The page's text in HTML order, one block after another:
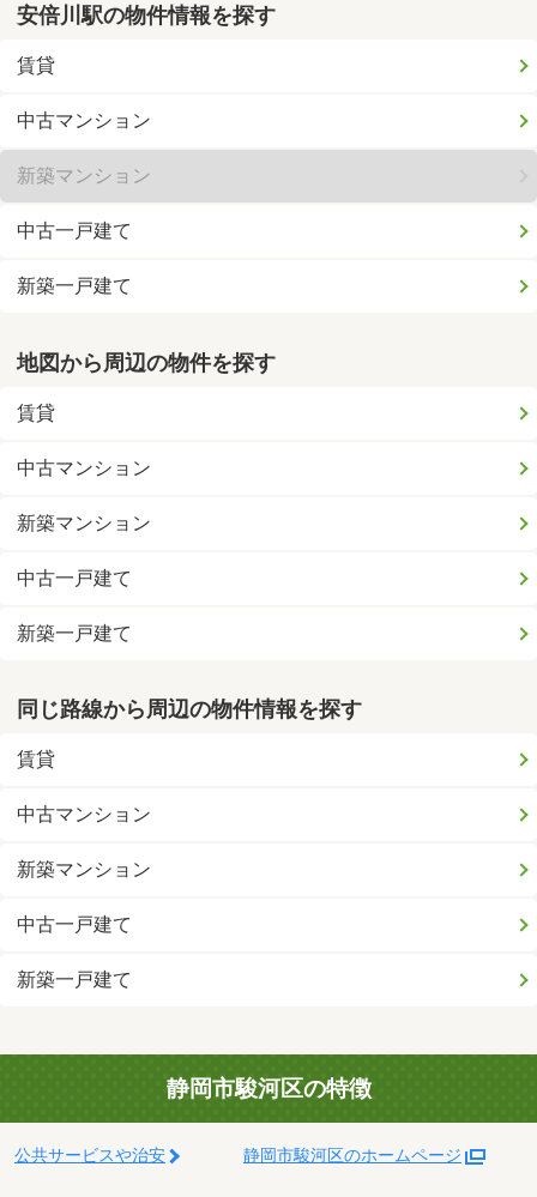
安倍川駅の物件情報を探す
賃貸
中古マンション
新築マンション
中古一戸建て
新築一戸建て
地図から周辺の物件を探す
賃貸
中古マンション
新築マンション
中古一戸建て
新築一戸建て
同じ路線から周辺の物件情報を探す
賃貸
中古マンション
新築マンション
中古一戸建て
新築一戸建て
静岡市駿河区の特徴
公共サービスや治安 静岡市駿河区のホームページ